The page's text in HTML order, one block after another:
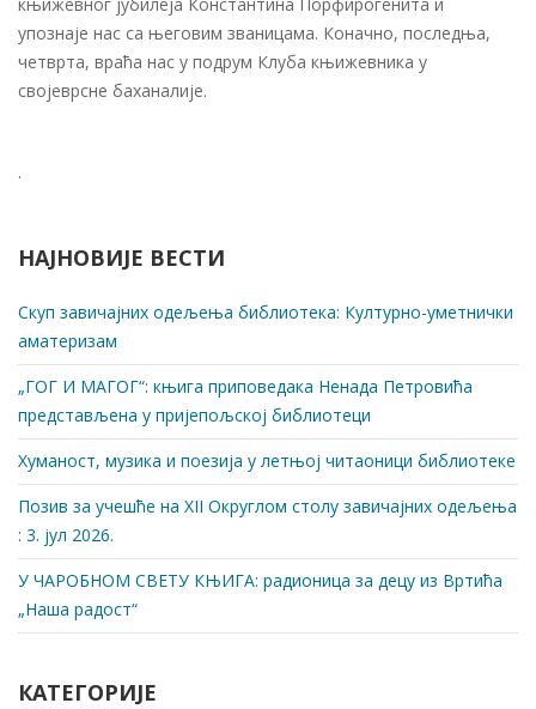
упознаје нас са његовим званицама. Коначно, последња,
четврта, враћа нас у подрум Клуба књижевника у
својеврсне баханалије.
.
НАЈНОВИЈЕ ВЕСТИ
Скуп завичајних одељења библиотека: Културно-уметнички
аматеризам
„ГОГ И МАГОГ“: књига приповедака Ненада Петровића
представљена у пријепољској библиотеци
Хуманост, музика и поезија у летњој читаоници библиотеке
Позив за учешће на XII Округлом столу завичајних одељења
: 3. јул 2026.
У ЧАРОБНОМ СВЕТУ КЊИГА: радионица за децу из Вртића
„Наша радост“
КАТЕГОРИЈЕ